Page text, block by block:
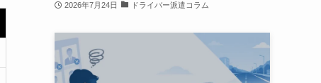
2026年7月24日 ドライバー派遣コラム